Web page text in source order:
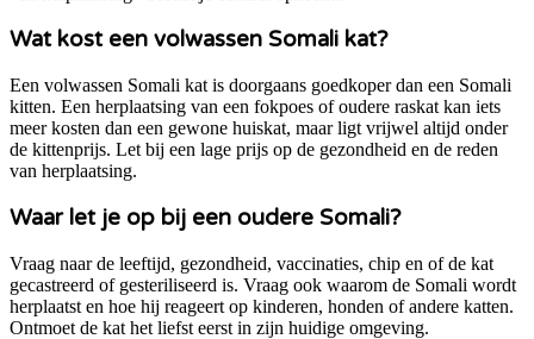
Wat kost een volwassen Somali kat?
Een volwassen Somali kat is doorgaans goedkoper dan een Somali
kitten. Een herplaatsing van een fokpoes of oudere raskat kan iets
meer kosten dan een gewone huiskat, maar ligt vrijwel altijd onder
de kittenprijs. Let bij een lage prijs op de gezondheid en de reden
van herplaatsing.
Waar let je op bij een oudere Somali?
Vraag naar de leeftijd, gezondheid, vaccinaties, chip en of de kat
gecastreerd of gesteriliseerd is. Vraag ook waarom de Somali wordt
herplaatst en hoe hij reageert op kinderen, honden of andere katten.
Ontmoet de kat het liefst eerst in zijn huidige omgeving.